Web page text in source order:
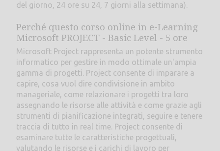
del giorno, 24 ore su 24, 7 giorni alla settimana).
Perché questo corso online in e-Learning
Microsoft PROJECT - Basic Level - 5 ore
Microsoft Project rappresenta un potente strumento
informatico per gestire in modo ottimale un'ampia
gamma di progetti. Project consente di imparare a
capire, cosa vuol dire condivisione in ambito
manageriale, come relazionare i progetti tra loro
assegnando le risorse alle attività e come grazie agli
strumenti di pianificazione integrati, seguire e tenere
traccia di tutto in real time. Project consente di
esaminare tutte le caratteristiche progettuali,
valutando le risorse e i carichi di lavoro per